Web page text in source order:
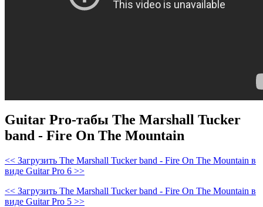
Guitar Pro-табы The Marshall Tucker
band - Fire On The Mountain
<< Загрузить The Marshall Tucker band - Fire On The Mountain в
виде Guitar Pro 6 >>
<< Загрузить The Marshall Tucker band - Fire On The Mountain в
виде Guitar Pro 5 >>